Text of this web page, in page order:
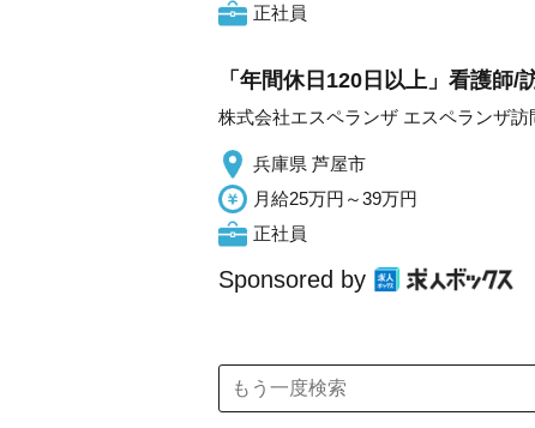
正社員
「年間休日120日以上」看護師/
株式会社エスペランザ エスペランザ
兵庫県 芦屋市
月給25万円～39万円
正社員
Sponsored by